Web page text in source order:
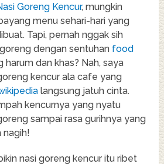
Goreng Kencur, mungkin
menu sehari-hari yang
Tapi, pernah nggak sih
dengan sentuhan food
dan khas? Nah, saya
kencur ala cafe yang
langsung jatuh cinta.
kencurnya yang nyatu
sampai rasa gurihnya yang
nagih!
nasi goreng kencur itu ribet